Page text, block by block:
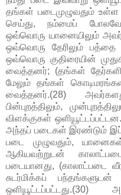
தங்கள் படைமுழுவதும் உள்ள
செய்து, நம்மைப்
ஒவ்வொரு யானையிலும்
ஒவ்வொரு தேரிலும்
ஒவ்வொரு குதிரையின்
வைத்தனர்; (தங்கள்
மேலும் தங்கள்
வைத்தனர்.(28)
பின்புறத்திலும்,
விளக்குகள்
அந்தப் படைகள் இரண்டும்
படை முழுவதும்,
ஆகியவற்றுடன்
படையானது, (காலாட்படை
சுடர்மிக்கப்